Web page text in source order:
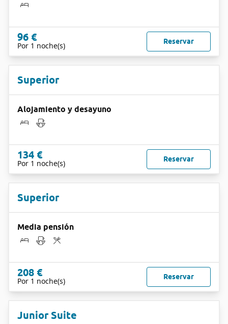
96 €
Por 1 noche(s) Reservar
Superior
Alojamiento y desayuno
134 €
Por 1 noche(s) Reservar
Superior
Media pensión
208 €
Por 1 noche(s) Reservar
Junior Suite